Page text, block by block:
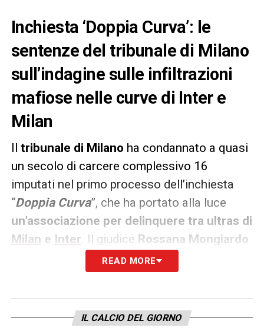
Inchiesta ‘Doppia Curva’: le
sentenze del tribunale di Milano
sull’indagine sulle infiltrazioni
mafiose nelle curve di Inter e
Milan
Il tribunale di Milano ha condannato a quasi
un secolo di carcere complessivo 16
imputati nel primo processo dell’inchiesta
“Doppia Curva”, che ha portato alla luce
un’associazione per delinquere tra ultras di
Milan e Inter . Il giudice Rossana Mongiardo
accolto in pieno le richieste della
, in alcuni casi infliggendo
capo della Curva Sud rossonera, ritenuto
READ MORE
IL CALCIO DEL GIORNO